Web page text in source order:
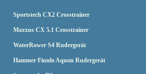
Sportstech CX2 Crosstrainer
Maxxus CX 5.1 Crosstrainer
WaterRower S4 Rudergerät
Hammer Finnlo Aquon Rudergerät